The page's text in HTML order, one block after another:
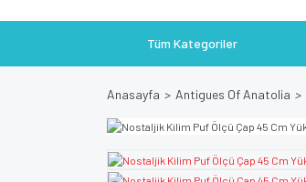
Tüm Kategoriler
Anasayfa Antigues Of Anatolia